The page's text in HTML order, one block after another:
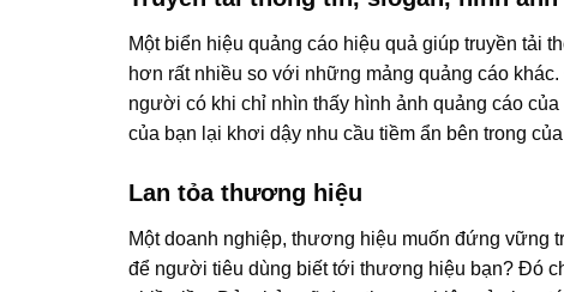
Một biển hiệu quảng cáo hiệu quả giúp truyền tải
hơn rất nhiều so với những mảng quảng cáo
người có khi chỉ nhìn thấy hình ảnh quảng cáo
của bạn lại khơi dậy nhu cầu tiềm ẩn bên trong
Lan tỏa thương hiệu
Một doanh nghiệp, thương hiệu muốn đứng vững
để người tiêu dùng biết tới thương hiệu bạn? Đó